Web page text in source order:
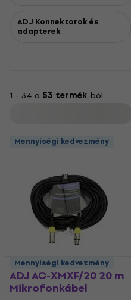
ADJ Konnektorok és
adapterek
1 - 34 a 53 termék-ból
Mennyiségi kedvezmény
ADJ AC-XMXF/20 20 m
Mikrofonkábel
Mennyiségi kedvezmény